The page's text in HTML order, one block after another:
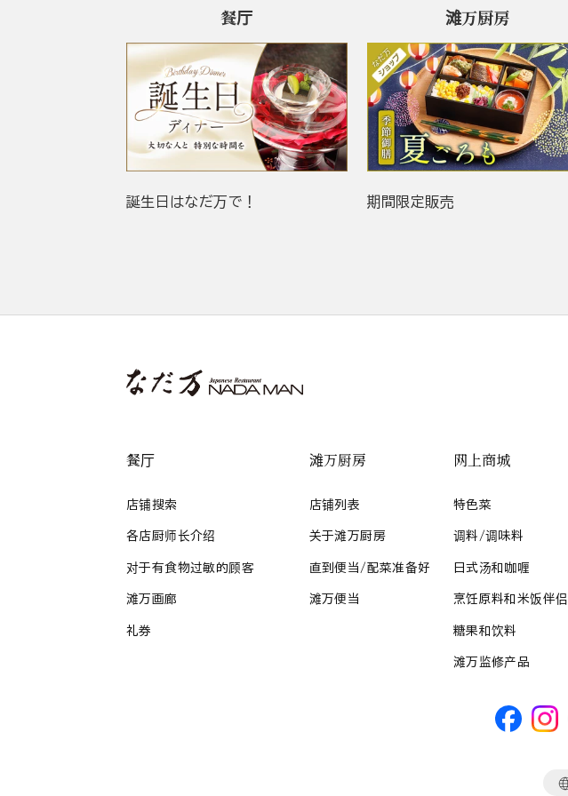
餐厅
誕生日はなだ万で！
滩万厨房
期間限定販売
餐厅
店铺搜索
各店厨师长介绍
对于有食物过敏的顾客
滩万画廊
礼券
滩万厨房
店铺列表
关于滩万厨房
直到便当/配菜准备好
滩万便当
网上商城
特色菜
调料/调味料
日式汤和咖喱
烹饪原料和米饭伴侣
糖果和饮料
滩万监修产品
语